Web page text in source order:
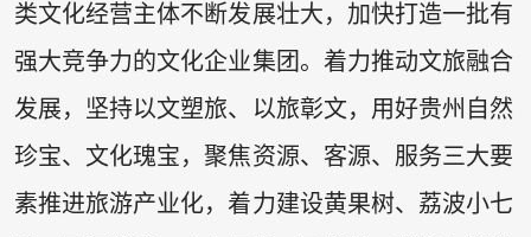
类文化经营主体不断发展壮大，加快打造一批有
强大竞争力的文化企业集团。着力推动文旅融合
发展，坚持以文塑旅、以旅彰文，用好贵州自然
珍宝、文化瑰宝，聚焦资源、客源、服务三大要
素推进旅游产业化，着力建设黄果树、荔波小七